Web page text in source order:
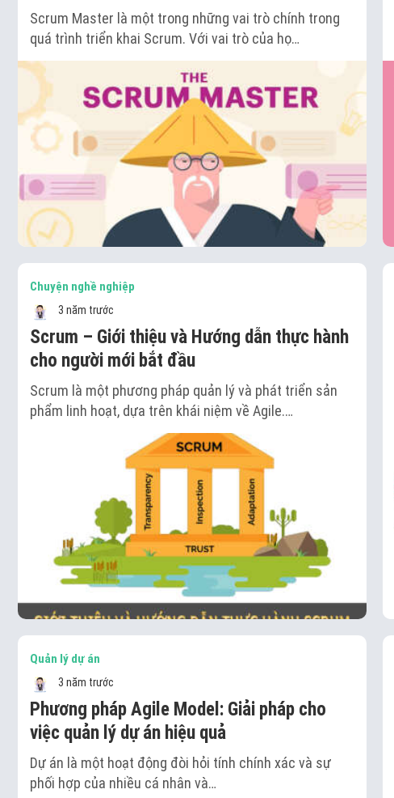
Scrum Master là một trong những vai trò chính trong
quá trình triển khai Scrum. Với vai trò của họ…
Chuyện nghề nghiệp
3 năm trước
Scrum – Giới thiệu và Hướng dẫn thực hành
cho người mới bắt đầu
Scrum là một phương pháp quản lý và phát triển sản
phẩm linh hoạt, dựa trên khái niệm về Agile.…
Quản lý dự án
3 năm trước
Phương pháp Agile Model: Giải pháp cho
việc quản lý dự án hiệu quả
Dự án là một hoạt động đòi hỏi tính chính xác và sự
phối hợp của nhiều cá nhân và…